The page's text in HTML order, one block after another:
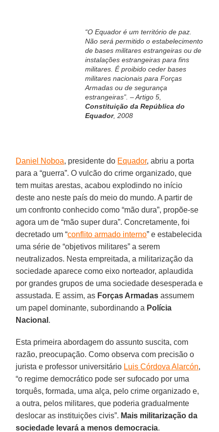
“O Equador é um território de paz.
Não será permitido o estabelecimento
de bases militares estrangeiras ou de
instalações estrangeiras para fins
militares. É proibido ceder bases
militares nacionais para Forças
Armadas ou de segurança
estrangeiras”. – Artigo 5,
Constituição da República do
Equador, 2008
Daniel Noboa, presidente do Equador, abriu a porta
para a “guerra”. O vulcão do crime organizado, que
tem muitas arestas, acabou explodindo no início
deste ano neste país do meio do mundo. A partir de
um confronto conhecido como “mão dura”, propõe-se
agora um de “mão super dura”. Concretamente, foi
decretado um “conflito armado interno” e estabelecida
uma série de “objetivos militares” a serem
neutralizados. Nesta empreitada, a militarização da
sociedade aparece como eixo norteador, aplaudida
por grandes grupos de uma sociedade desesperada e
assustada. E assim, as Forças Armadas assumem
um papel dominante, subordinando a Polícia
Nacional .
Esta primeira abordagem do assunto suscita, com
razão, preocupação. Como observa com precisão o
jurista e professor universitário Luis Córdova Alarcón,
“o regime democrático pode ser sufocado por uma
torquês, formada, uma alça, pelo crime organizado e,
a outra, pelos militares, que poderia gradualmente
deslocar as instituições civis”. Mais militarização da
sociedade levará a menos democracia.